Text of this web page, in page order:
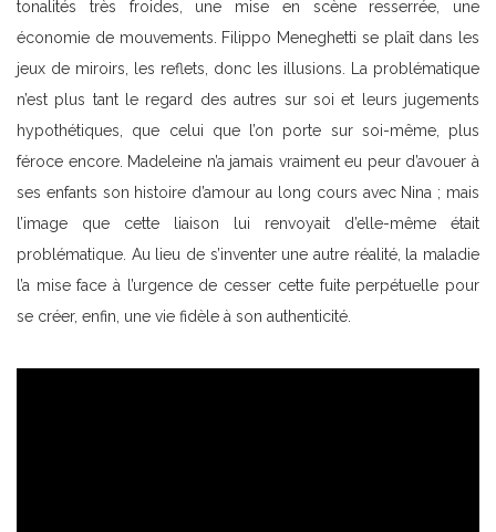
tonalités très froides, une mise en scène resserrée, une
économie de mouvements. Filippo Meneghetti se plaît dans les
jeux de miroirs, les reflets, donc les illusions. La problématique
n’est plus tant le regard des autres sur soi et leurs jugements
hypothétiques, que celui que l’on porte sur soi-même, plus
féroce encore. Madeleine n’a jamais vraiment eu peur d’avouer à
ses enfants son histoire d’amour au long cours avec Nina ; mais
l’image que cette liaison lui renvoyait d’elle-même était
problématique. Au lieu de s’inventer une autre réalité, la maladie
l’a mise face à l’urgence de cesser cette fuite perpétuelle pour
se créer, enfin, une vie fidèle à son authenticité.